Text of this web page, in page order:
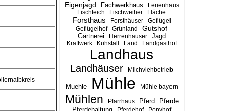
Eigenjagd Fachwerkhaus
Ferienhaus
Fischteich
Fischweiher Fläche
Forsthaus Forsthäuser
Geflügel
Geflügelhof
Grünland
Gutshof
Gärtnerei
Herrenhäuser Jagd
Kraftwerk Kuhstall Land Landgasthof
Landhaus
Landhäuser Milchviehbetrieb
Muehle Mühle Mühle bayern
Mühlen Pfarrhaus Pferd Pferde